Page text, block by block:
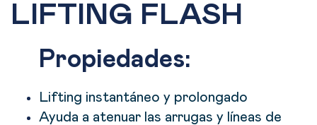
LIFTING FLASH
Propiedades:
Lifting instantáneo y prolongado
Ayuda a atenuar las arrugas y líneas de